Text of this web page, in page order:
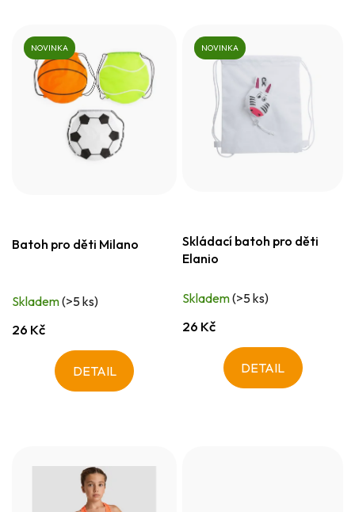
NOVINKA
Batoh pro děti Milano
Skladem(>5 ks)
26 Kč
DETAIL
NOVINKA
Skládací batoh pro děti
Elanio
Skladem(>5 ks)
26 Kč
DETAIL